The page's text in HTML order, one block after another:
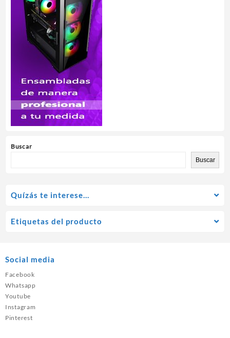
Buscar
Buscar
Quízás te interese…
Etiquetas del producto
Social media
Facebook
Whatsapp
Youtube
Instagram
Pinterest